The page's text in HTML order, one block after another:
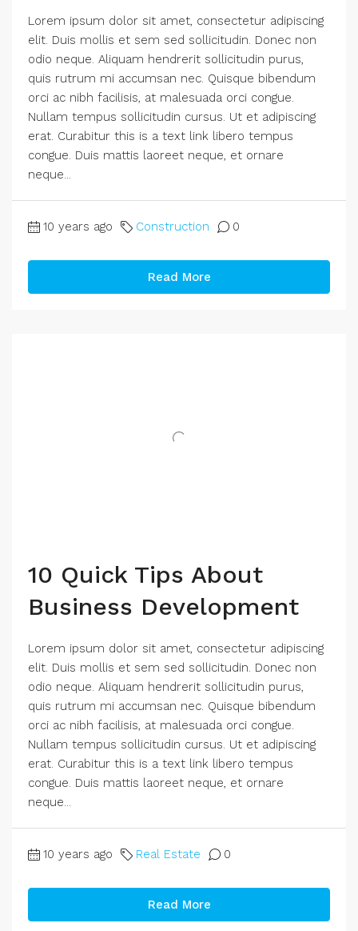
Lorem ipsum dolor sit amet, consectetur adipiscing
elit. Duis mollis et sem sed sollicitudin. Donec non
odio neque. Aliquam hendrerit sollicitudin purus,
quis rutrum mi accumsan nec. Quisque bibendum
orci ac nibh facilisis, at malesuada orci congue.
Nullam tempus sollicitudin cursus. Ut et adipiscing
erat. Curabitur this is a text link libero tempus
congue. Duis mattis laoreet neque, et ornare
neque...
10 years ago Construction 0
Read More
10 Quick Tips About
Business Development
Lorem ipsum dolor sit amet, consectetur adipiscing
elit. Duis mollis et sem sed sollicitudin. Donec non
odio neque. Aliquam hendrerit sollicitudin purus,
quis rutrum mi accumsan nec. Quisque bibendum
orci ac nibh facilisis, at malesuada orci congue.
Nullam tempus sollicitudin cursus. Ut et adipiscing
erat. Curabitur this is a text link libero tempus
congue. Duis mattis laoreet neque, et ornare
neque...
10 years ago Real Estate 0
Read More